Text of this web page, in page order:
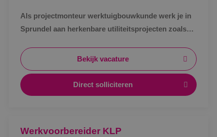
Als projectmonteur werktuigbouwkunde werk je in
Sprundel aan herkenbare utiliteitsprojecten zoals
zichtbaar resultaat en korte lijnen.
Bekijk vacature
Direct solliciteren
Werkvoorbereider KLP